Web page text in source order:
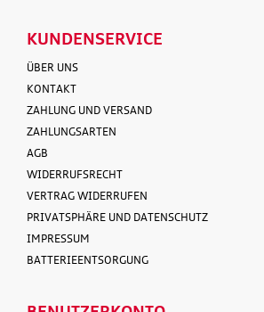
KUNDENSERVICE
ÜBER UNS
KONTAKT
ZAHLUNG UND VERSAND
ZAHLUNGSARTEN
AGB
WIDERRUFSRECHT
VERTRAG WIDERRUFEN
PRIVATSPHÄRE UND DATENSCHUTZ
IMPRESSUM
BATTERIEENTSORGUNG